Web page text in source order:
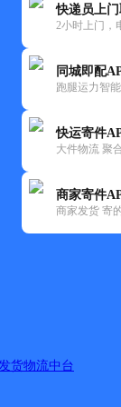
快递员上
2小时上门，
同城即配
跑腿运力智
快运寄件
大件物流 聚
商家寄件
商家发货 寄
货物流中台
递(92) 极兔速递